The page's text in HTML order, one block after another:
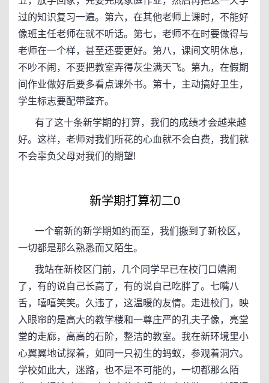
过的知识复习一遍。第六，在其他老师上课时，不能好
像班主任老师在就不听话。第七，老师不在时要做得与
老师在一个样，甚至还要更好。第八，课间文明休息，
不吵不闹，不要把教室弄得灰尘满天飞。第九，在假期
间作业做好后要多看点课外书。第十，主动搞好卫生，
学生标志要配带整齐。
有了这十条新学期的打算，我们的成绩才会越来越
好。这样，老师对我们所花的心血就不会白费，我们就
不会辜负父母对我们的期望!
新学期打算初二0
一个崭新的新学期如约而至，我们搬到了新校区，
一切都是那么熟悉而又陌生。
我站在新校区门前，几个同学早已在校门口嬉闹
了，有的说自己长高了，有的说自己吃胖了。七嘴八
舌，嘻嘻笑笑。久违了，这温暖的友情。走进校门，映
入眼帘的是高大的教学楼和一尊庄严的孔夫子像，亮堂
堂的走廊，高高的石阶，整洁的教室。我在新环境里小
心翼翼地试探着，如同一只初生的蚂蚁，参观着洞穴。
学校如此大，迷路，也不是不可能的，一切都那么陌